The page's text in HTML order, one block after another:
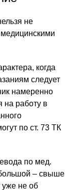
не
когда
следует
намеренно
на работу в
по ст. 73 ТК
по мед.
– свыше
уже не об